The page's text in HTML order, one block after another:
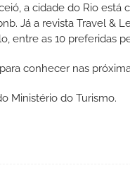
a cidade do Rio está
Já a revista Travel &
entre as 10 preferidas
conhecer nas
Ministério do Turismo.